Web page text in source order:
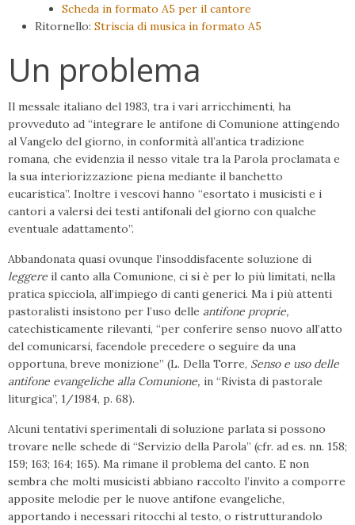
Scheda in formato A5 per il cantore
Ritornello: Striscia di musica in formato A5
Un problema
Il messale italiano del 1983, tra i vari arric­chimenti, ha
provveduto ad “integrare le antifone di Comunione attingendo
al Van­gelo del giorno, in conformità all’antica tradizione
romana, che evidenzia il nesso vitale tra la Parola proclamata e
la sua inte­riorizzazione piena mediante il banchetto
eucaristica”. Inoltre i vescovi hanno “esor­tato i musicisti e i
cantori a valersi dei testi antifonali del giorno con qualche
eventuale adattamento”.
Abbandonata quasi ovunque l’insoddisfa­cente soluzione di
leggere il canto alla Co­munione, ci si è per lo più limitati, nella
pratica spicciola, all’impiego di canti gene­rici. Ma i più attenti
pastoralisti insistono per l’uso delle antifone proprie,
catechisti­camente rilevanti, “per conferire senso nuovo all’atto
del comunicarsi, facendole precedere o seguire da una
opportuna, breve monizione” (L. Della Torre, Senso e uso delle
antifone evangeliche alla Comu­nione, in “Rivista di pastorale
liturgica”, 1/1984, p. 68).
Alcuni tentativi sperimentali di soluzione parlata si possono
trovare nelle schede di “Servizio della Parola” (cfr. ad es. nn. 158;
159; 163; 164; 165). Ma rimane il problema del canto. E non
sembra che molti musicisti abbiano raccolto l’invito a comporre
appo­site melodie per le nuove antifone evangeli­che,
apportando i necessari ritocchi al te­sto, o ristrutturandolo